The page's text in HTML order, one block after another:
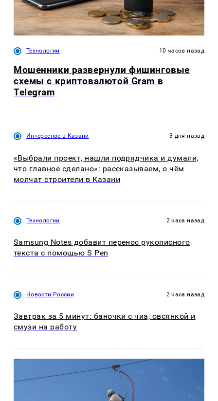
Технологии 10 часов назад
Мошенники развернули фишинговые
схемы с криптовалютой Gram в
Telegram
Интересное в Казани 3 дня назад
«Выбрали проект, нашли подрядчика и думали,
что главное сделано»: рассказываем, о чём
молчат строители в Казани
Технологии 2 часа назад
Samsung Notes добавит перенос рукописного
текста с помощью S Pen
Новости России 2 часа назад
Завтрак за 5 минут: баночки с чиа, овсянкой и
смузи на работу